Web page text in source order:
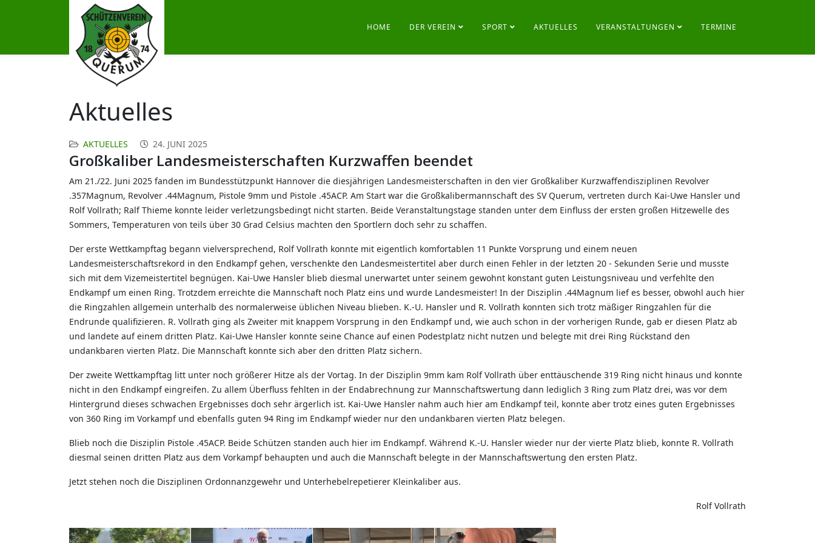
HOME DER VEREIN SPORT AKTUELLES VERANSTALTUNGEN TERMINE
Aktuelles
AKTUELLES 24. JUNI 2025
Großkaliber Landesmeisterschaften Kurzwaffen beendet
Am 21./22. Juni 2025 fanden im Bundesstützpunkt Hannover die diesjährigen Landesmeisterschaften in den vier Großkaliber Kurzwaffendisziplinen Revolver
.357Magnum, Revolver .44Magnum, Pistole 9mm und Pistole .45ACP. Am Start war die Großkalibermannschaft des SV Querum, vertreten durch Kai-Uwe Hansler und
Rolf Vollrath; Ralf Thieme konnte leider verletzungsbedingt nicht starten. Beide Veranstaltungstage standen unter dem Einfluss der ersten großen Hitzewelle des
Sommers, Temperaturen von teils über 30 Grad Celsius machten den Sportlern doch sehr zu schaffen.
Der erste Wettkampftag begann vielversprechend, Rolf Vollrath konnte mit eigentlich komfortablen 11 Punkte Vorsprung und einem neuen
Landesmeisterschaftsrekord in den Endkampf gehen, verschenkte den Landesmeistertitel aber durch einen Fehler in der letzten 20 - Sekunden Serie und musste
sich mit dem Vizemeistertitel begnügen. Kai-Uwe Hansler blieb diesmal unerwartet unter seinem gewohnt konstant guten Leistungsniveau und verfehlte den
Endkampf um einen Ring. Trotzdem erreichte die Mannschaft noch Platz eins und wurde Landesmeister! In der Disziplin .44Magnum lief es besser, obwohl auch hier
die Ringzahlen allgemein unterhalb des normalerweise üblichen Niveau blieben. K.-U. Hansler und R. Vollrath konnten sich trotz mäßiger Ringzahlen für die
Endrunde qualifizieren. R. Vollrath ging als Zweiter mit knappem Vorsprung in den Endkampf und, wie auch schon in der vorherigen Runde, gab er diesen Platz ab
und landete auf einem dritten Platz. Kai-Uwe Hansler konnte seine Chance auf einen Podestplatz nicht nutzen und belegte mit drei Ring Rückstand den
undankbaren vierten Platz. Die Mannschaft konnte sich aber den dritten Platz sichern.
Der zweite Wettkampftag litt unter noch größerer Hitze als der Vortag. In der Disziplin 9mm kam Rolf Vollrath über enttäuschende 319 Ring nicht hinaus und konnte
nicht in den Endkampf eingreifen. Zu allem Überfluss fehlten in der Endabrechnung zur Mannschaftswertung dann lediglich 3 Ring zum Platz drei, was vor dem
Hintergrund dieses schwachen Ergebnisses doch sehr ärgerlich ist. Kai-Uwe Hansler nahm auch hier am Endkampf teil, konnte aber trotz eines guten Ergebnisses
von 360 Ring im Vorkampf und ebenfalls guten 94 Ring im Endkampf wieder nur den undankbaren vierten Platz belegen.
Blieb noch die Disziplin Pistole .45ACP. Beide Schützen standen auch hier im Endkampf. Während K.-U. Hansler wieder nur der vierte Platz blieb, konnte R. Vollrath
diesmal seinen dritten Platz aus dem Vorkampf behaupten und auch die Mannschaft belegte in der Mannschaftswertung den ersten Platz.
Jetzt stehen noch die Disziplinen Ordonnanzgewehr und Unterhebelrepetierer Kleinkaliber aus.
Rolf Vollrath